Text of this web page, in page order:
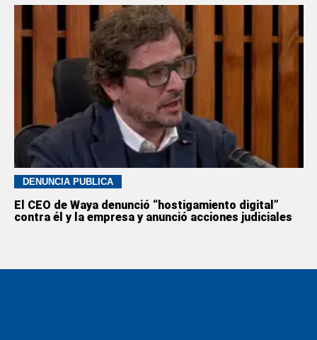
DENUNCIA PÚBLICA
El CEO de Waya denunció “hostigamiento digital”
contra él y la empresa y anunció acciones judiciales